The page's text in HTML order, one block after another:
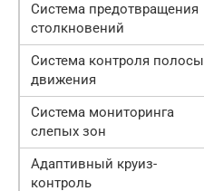
Система предотвращения
столкновений
Система контроля полосы
движения
Система мониторинга
слепых зон
Адаптивный круиз-
контроль